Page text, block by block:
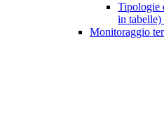
Tipologie
in tabelle)
Monitoraggio